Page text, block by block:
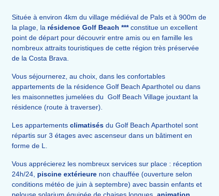
Située à environ 4km du village médiéval de Pals et à 900m de
la plage, la résidence Golf Beach ***constitue un excellent
point de départ pour découvrir entre amis ou en famille les
nombreux attraits touristiques de cette région très préservée
de la Costa Brava.
Vous séjournerez, au choix, dans les confortables
appartements de la résidence Golf Beach Aparthotel ou dans
les maisonnettes jumelées du Golf Beach Village jouxtant la
résidence (route à traverser).
Les appartements climatisés du Golf Beach Aparthotel sont
répartis sur 3 étages avec ascenseur dans un bâtiment en
forme de L.
Vous apprécierez les nombreux services sur place : réception
24h/24, piscine extérieure non chauffée (ouverture selon
conditions météo de juin à septembre) avec bassin enfants et
pelouse solarium équipée de chaises longues, animation